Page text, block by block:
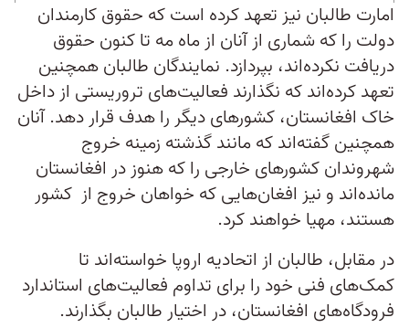
امارت طالبان نیز تعهد کرده است که حقوق کارمندان
دولت را که شماری از آنان از ماه مه تا کنون حقوق
دریافت نکرده‌اند، بپردازد. نمایندگان طالبان همچنین
تعهد کرده‌اند که نگذارند فعالیت‌های تروریستی از داخل
خاک افغانستان، کشورهای دیگر را هدف قرار دهد. آنان
همچنین گفته‌اند که مانند گذشته زمینه خروج
شهروندان کشورهای خارجی را که هنوز در افغانستان
مانده‌اند و نیز افغان‌هایی که خواهان خروج از کشور
هستند، مهیا خواهند کرد.
در مقابل، طالبان از اتحادیه اروپا خواسته‌اند تا
کمک‌های فنی خود را برای تداوم فعالیت‌های استاندارد
فرودگاه‌های افغانستان، در اختیار طالبان بگذارند.